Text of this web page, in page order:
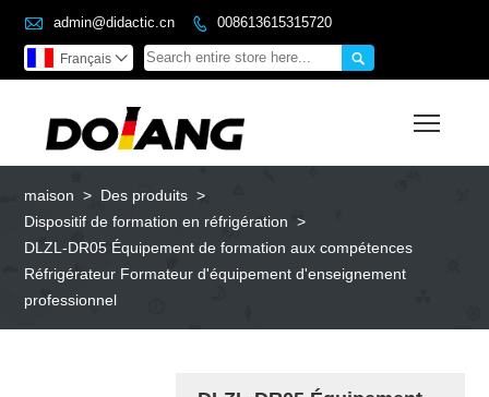
 admin@didactic.cn  008613615315720

Français 
maison > Des produits >
Dispositif de formation en réfrigération >
DLZL-DR05 Équipement de formation aux compétences
Réfrigérateur Formateur d'équipement d'enseignement
professionnel